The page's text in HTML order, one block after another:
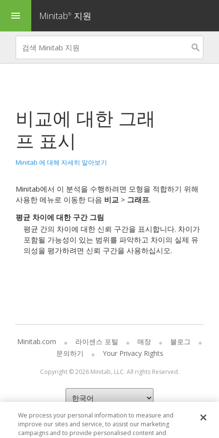
menu Minitab® 지원
비교에 대한 그래
프 표시
Minitab 에 대해 자세히 알아보기
Minitab에서 이 분석을 수행하려면 모형을 적합하기 위해
사용한 메뉴로 이동한 다음 비교 > 그래프.
평균 차이에 대한 구간 그림
평균 간의 차이에 대한 신뢰 구간을 표시합니다. 차이가
포함될 가능성이 있는 범위를 파악하고 차이의 실제 유
의성을 평가하려면 신뢰 구간을 사용하십시오.
Minitab.com 라이센스 포털 매장
블로그
문의하기
Your Privacy Rights
Copyright © 2026 Minitab, LLC. All rights Reserved.
We process your personal information to measure and
improve our sites and service, to assist our marketing
campaigns and to provide personalised content and